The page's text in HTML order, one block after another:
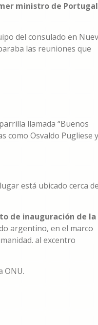
ministro de
del consulado en
las reuniones que
llamada “Buenos
como Osvaldo Pugliese y
está ubicado cerca
de inauguración de la
argentino, en el marco
al excentro
ONU.